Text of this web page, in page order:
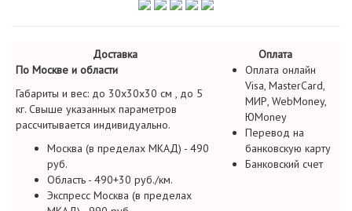
Доставка
Оплата
По Москве и области
Габариты и вес: до 30х30х30 см , до 5
кг. Свыше указанных параметров
рассчитывается индивидуально.
Москва (в пределах МКАД) - 490
руб.
Область - 490+30 руб./км.
Экспресс Москва (в пределах
Оплата онлайн
Visa, MasterCard,
МИР, WebMoney,
ЮMoney
Перевод на
банковскую карту
Банковский счет